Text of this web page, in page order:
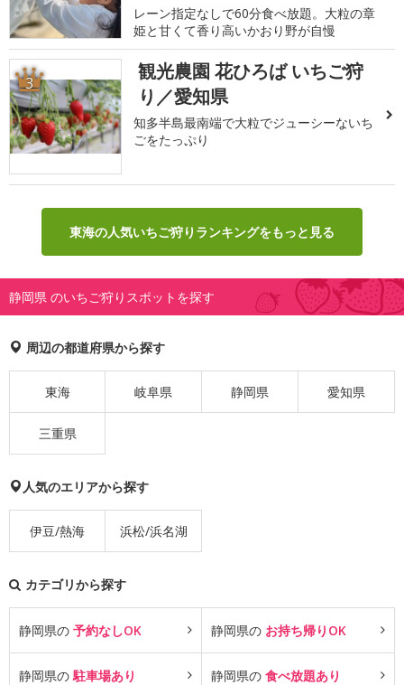
レーン指定なしで60分食べ放題。大粒の章
姫と甘くて香り高いかおり野が自慢
3
観光農園 花ひろば いちご狩
り／愛知県
知多半島最南端で大粒でジューシーないち
ごをたっぷり
東海の人気いちご狩りランキングをもっと見る
静岡県 のいちご狩りスポットを探す
周辺の都道府県から探す
東海 岐阜県 静岡県 愛知県
三重県
人気のエリアから探す
伊豆/熱海 浜松/浜名湖
カテゴリから探す
静岡県の 予約なしOK 静岡県の お持ち帰りOK
静岡県の 駐車場あり 静岡県の 食べ放題あり